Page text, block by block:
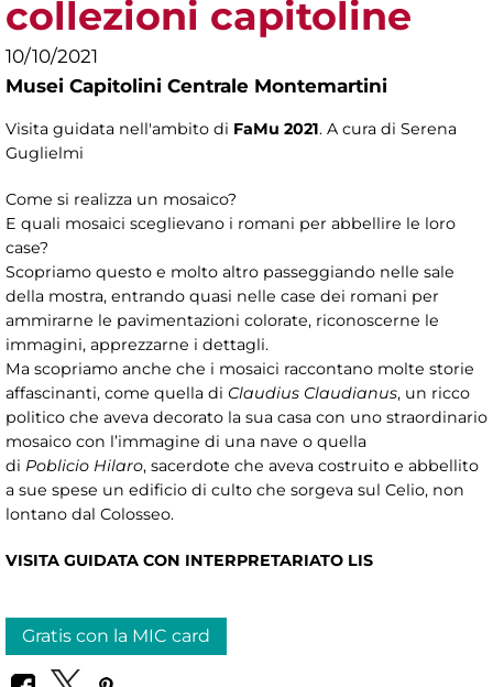
collezioni capitoline
10/10/2021
Musei Capitolini Centrale Montemartini
Visita guidata nell'ambito di FaMu 2021. A cura di Serena
Guglielmi
Come si realizza un mosaico?
E quali mosaici sceglievano i romani per abbellire le loro
case?
Scopriamo questo e molto altro passeggiando nelle sale
della mostra, entrando quasi nelle case dei romani per
ammirarne le pavimentazioni colorate, riconoscerne le
immagini, apprezzarne i dettagli.
Ma scopriamo anche che i mosaici raccontano molte storie
affascinanti, come quella di Claudius Claudianus, un ricco
politico che aveva decorato la sua casa con uno straordinario
mosaico con l’immagine di una nave o quella
di Poblicio Hilaro, sacerdote che aveva costruito e abbellito
a sue spese un edificio di culto che sorgeva sul Celio, non
lontano dal Colosseo.
VISITA GUIDATA CON INTERPRETARIATO LIS
Gratis con la MIC card